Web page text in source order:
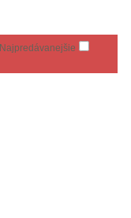
Najpredávanejšie